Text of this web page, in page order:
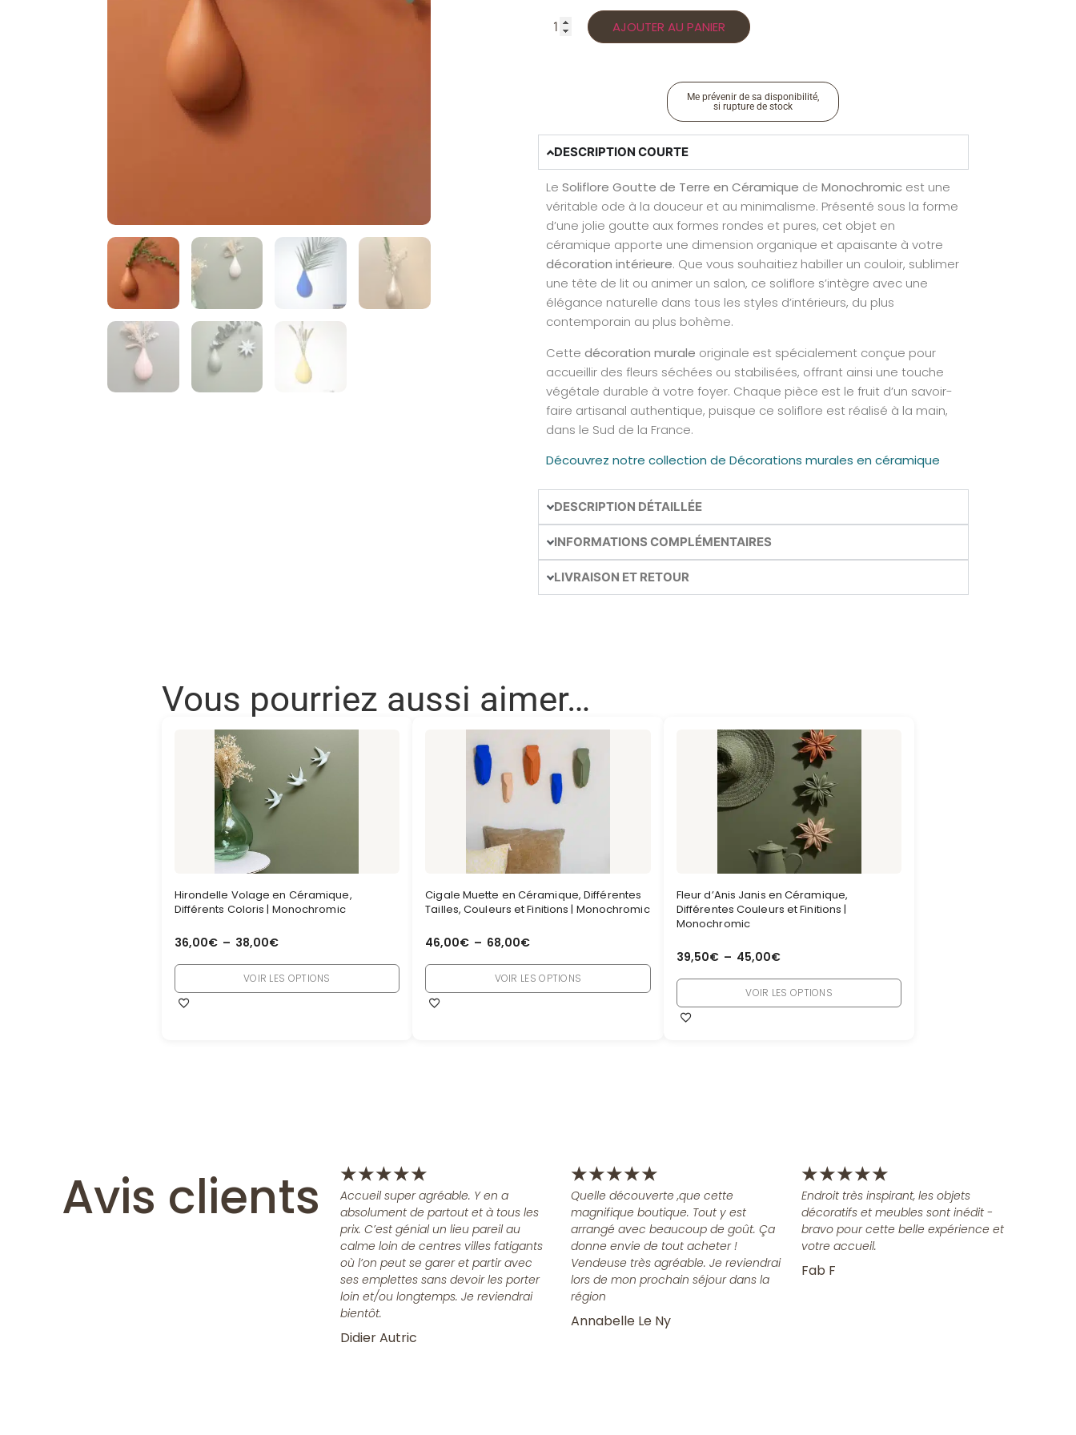
AJOUTER AU PANIER
Me prévenir de sa disponibilité,
si rupture de stock
DESCRIPTION COURTE
Le Soliflore Goutte de Terre en Céramique de Monochromic est une
véritable ode à la douceur et au minimalisme. Présenté sous la forme
d’une jolie goutte aux formes rondes et pures, cet objet en
céramique apporte une dimension organique et apaisante à votre
décoration intérieure. Que vous souhaitiez habiller un couloir, sublimer
une tête de lit ou animer un salon, ce soliflore s’intègre avec une
élégance naturelle dans tous les styles d’intérieurs, du plus
contemporain au plus bohème.
Cette décoration murale originale est spécialement conçue pour
accueillir des fleurs séchées ou stabilisées, offrant ainsi une touche
végétale durable à votre foyer. Chaque pièce est le fruit d’un savoir-
faire artisanal authentique, puisque ce soliflore est réalisé à la main,
dans le Sud de la France.
Découvrez notre collection de Décorations murales en céramique
DESCRIPTION DÉTAILLÉE
INFORMATIONS COMPLÉMENTAIRES
LIVRAISON ET RETOUR
Vous pourriez aussi aimer…
Hirondelle Volage en Céramique,
Différents Coloris | Monochromic
36,00€ – 38,00€
VOIR LES OPTIONS
Cigale Muette en Céramique, Différentes
Tailles, Couleurs et Finitions | Monochromic
46,00€ – 68,00€
VOIR LES OPTIONS
Fleur d’Anis Janis en Céramique,
Différentes Couleurs et Finitions |
Monochromic
39,50€ – 45,00€
VOIR LES OPTIONS
Avis clients ★★★★★
Accueil super agréable. Y en a
absolument de partout et à tous les
prix. C’est génial un lieu pareil au
calme loin de centres villes fatigants
où l’on peut se garer et partir avec
ses emplettes sans devoir les porter
loin et/ou longtemps. Je reviendrai
bientôt.
Didier Autric
★★★★★
Quelle découverte ,que cette
magnifique boutique. Tout y est
arrangé avec beaucoup de goût. Ça
donne envie de tout acheter !
Vendeuse très agréable. Je reviendrai
lors de mon prochain séjour dans la
région
Annabelle Le Ny
★★★★★
Endroit très inspirant, les objets
décoratifs et meubles sont inédit -
bravo pour cette belle expérience et
votre accueil.
Fab F